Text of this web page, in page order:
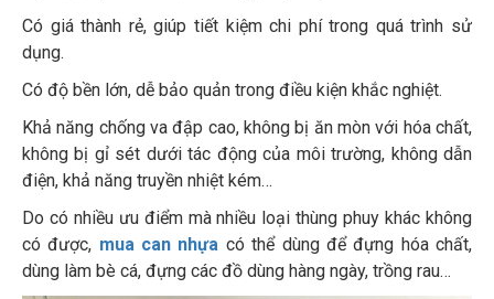
Có giá thành rẻ, giúp tiết kiệm chi phí trong quá trình sử
dụng.
Có độ bền lớn, dễ bảo quản trong điều kiện khắc nghiệt.
Khả năng chống va đập cao, không bị ăn mòn với hóa chất,
không bị gỉ sét dưới tác động của môi trường, không dẫn
điện, khả năng truyền nhiệt kém…
Do có nhiều ưu điểm mà nhiều loại thùng phuy khác không
có được, mua can nhựa có thể dùng để đựng hóa chất,
dùng làm bè cá, đựng các đồ dùng hàng ngày, trồng rau…